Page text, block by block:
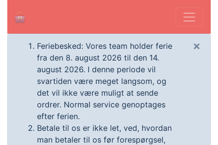
Feriebesked: Vores team holder ferie
fra den 8. august 2026 til den 14.
august 2026. I denne periode vil
svartiden være meget langsom, og
det vil ikke være muligt at sende
ordrer. Normal service genoptages
efter ferien.
Betale til os er ikke let, ved, hvordan
man betaler til os før forespørgsel,
×